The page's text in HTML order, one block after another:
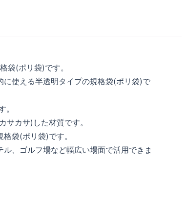
(ポリ袋)です。
使える半透明タイプの規格袋(ポリ袋)で
カサ)した材質です。
袋(ポリ袋)です。
、ゴルフ場など幅広い場面で活用できま